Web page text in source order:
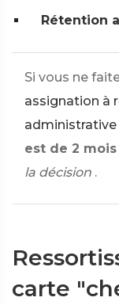
Rétention
Si vous ne
assignation à
administrative
est de 2 mois
la décision .
carte